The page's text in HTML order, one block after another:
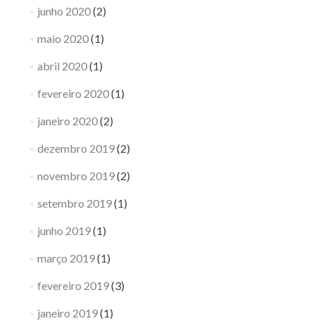
junho 2020(2)
maio 2020(1)
abril 2020(1)
fevereiro 2020(1)
janeiro 2020(2)
dezembro 2019(2)
novembro 2019(2)
setembro 2019(1)
junho 2019(1)
março 2019(1)
fevereiro 2019(3)
janeiro 2019(1)